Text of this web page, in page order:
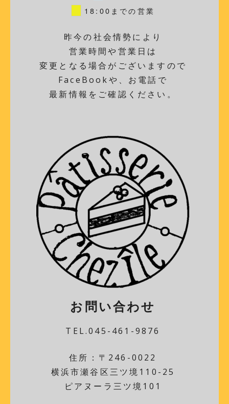
18:00までの営業
昨今の社会情勢により
営業時間や営業日は
変更となる場合がございますので
FaceBookや、お電話で
最新情報をご確認ください。
お問い合わせ
TEL.045-461-9876
住所：〒246-0022
横浜市瀬谷区三ツ境110-25
ピアヌーラ三ツ境101